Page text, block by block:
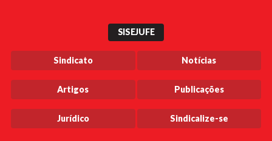
SISEJUFE
Sindicato Notícias
Artigos Publicações
Jurídico Sindicalize-se